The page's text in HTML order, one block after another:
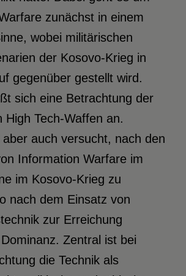
zunächst in einem
wobei militärischen
der Kosovo-Krieg in
gegenüber gestellt wird.
sich eine Betrachtung der
High Tech-Waffen an.
auch versucht, nach den
Information Warfare im
im Kosovo-Krieg zu
nach dem Einsatz von
zur Erreichung
Zentral ist bei
die Technik als